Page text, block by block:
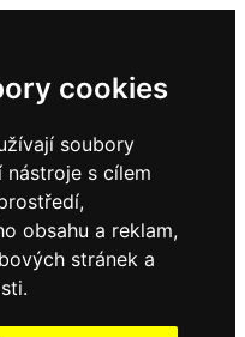
cookies
soubory
s cílem
obsahu a reklam,
stránek a